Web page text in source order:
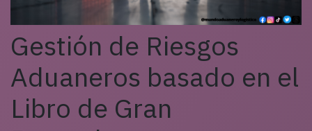
Gestión de Riesgos
Aduaneros basado en el
Libro de Gran